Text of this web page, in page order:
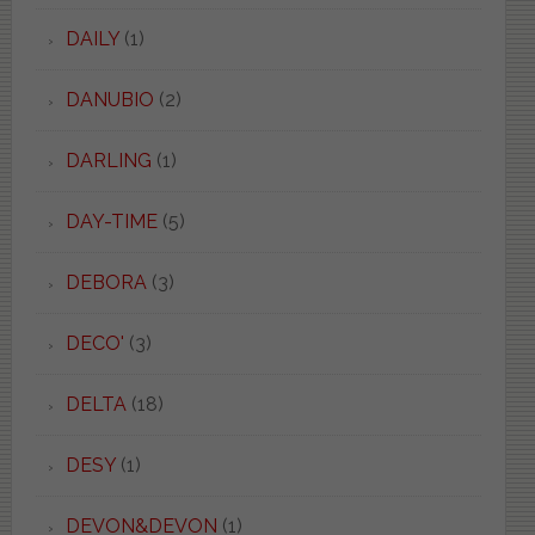
DAILY(1)
DANUBIO (2)
DARLING (1)
DAY-TIME(5)
DEBORA(3)
DECO' (3)
DELTA(18)
DESY(1)
DEVON&DEVON (1)